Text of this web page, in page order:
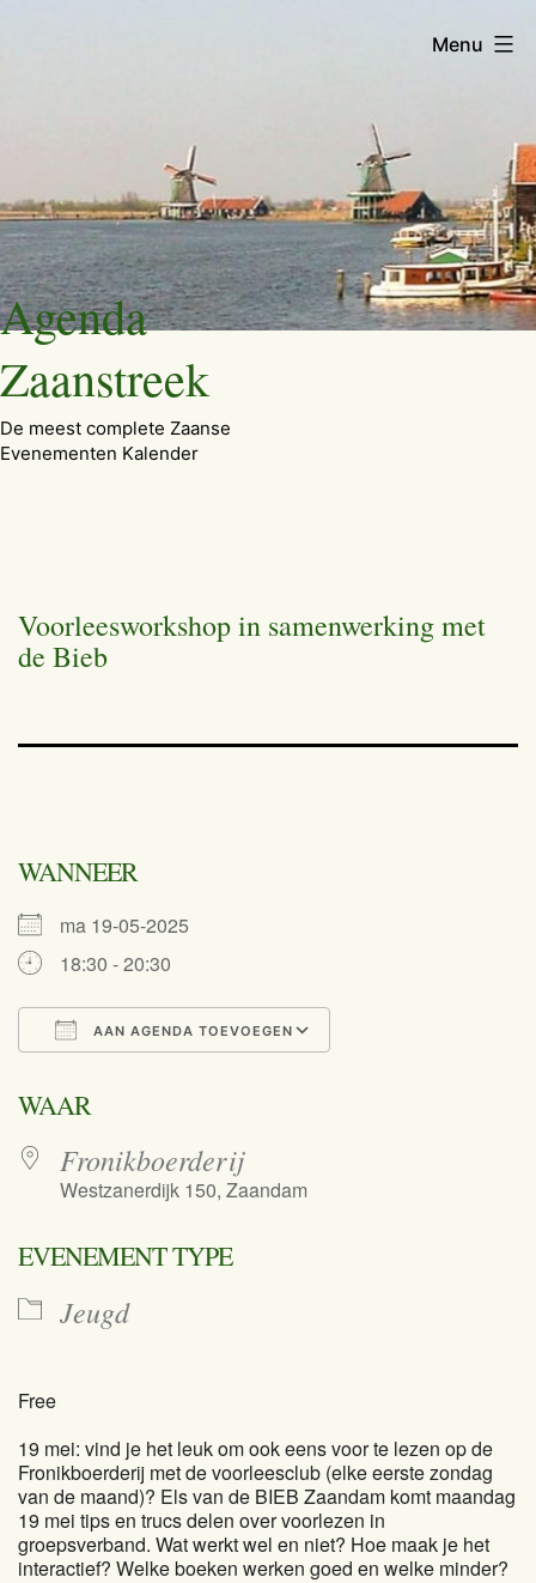
Ga
naar
de
inhoud
Agenda
Zaanstreek
De meest complete Zaanse
Evenementen Kalender
Menu
Voorleesworkshop in samenwerking met
de Bieb
WANNEER
ma 19-05-2025
18:30 - 20:30
AAN AGENDA TOEVOEGEN
WAAR
Fronikboerderij
Westzanerdijk 150, Zaandam
EVENEMENT TYPE
Jeugd
Free
19 mei: vind je het leuk om ook eens voor te lezen op de
Fronikboerderij met de voorleesclub (elke eerste zondag
van de maand)? Els van de BIEB Zaandam komt maandag
19 mei tips en trucs delen over voorlezen in
groepsverband. Wat werkt wel en niet? Hoe maak je het
interactief? Welke boeken werken goed en welke minder?